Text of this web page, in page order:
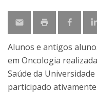
Alunos e antigos
em Oncologia
Saúde da
participado